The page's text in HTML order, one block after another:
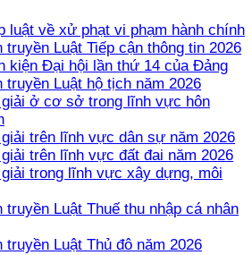
luật về xử phạt vi phạm hành chính
Luật Tiếp cận thông tin 2026
kiện Đại hội lần thứ 14 của Đảng
Luật hộ tịch năm 2026
giải ở cơ sở trong lĩnh vực hôn
trên lĩnh vực dân sự năm 2026
trên lĩnh vực đất đai năm 2026
trong lĩnh vực xây dựng, môi
Luật Thuế thu nhập cá nhân
Luật Thủ đô năm 2026